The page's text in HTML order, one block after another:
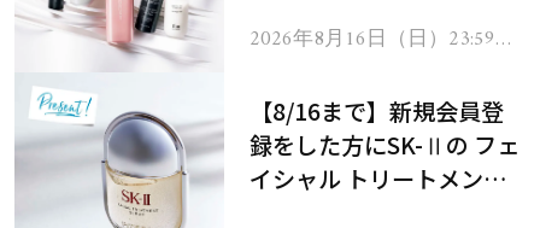
2026年8月16日（日）23:59ま
【8/16まで】新規会員登
録をした方にSK-Ⅱの フェ
イシャル トリートメント